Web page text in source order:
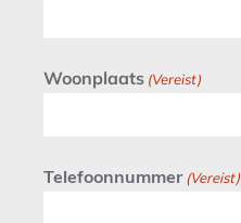
Woonplaats (Vereist)
Telefoonnummer (Vereist)